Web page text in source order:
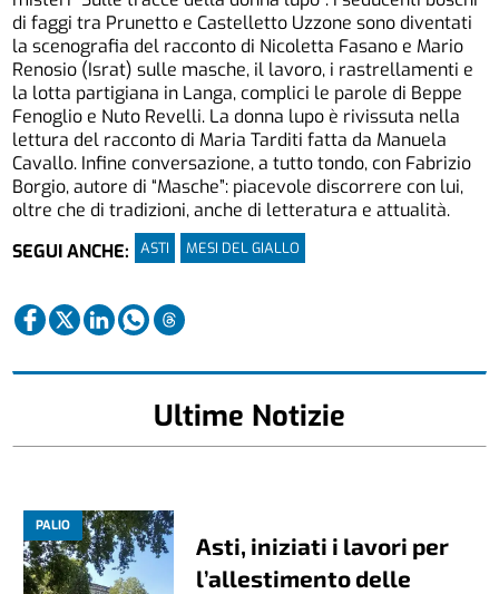
di faggi tra Prunetto e Castelletto Uzzone sono diventati
la scenografia del racconto di Nicoletta Fasano e Mario
Renosio (Israt) sulle masche, il lavoro, i rastrellamenti e
la lotta partigiana in Langa, complici le parole di Beppe
Fenoglio e Nuto Revelli. La donna lupo è rivissuta nella
lettura del racconto di Maria Tarditi fatta da Manuela
Cavallo. Infine conversazione, a tutto tondo, con Fabrizio
Borgio, autore di “Masche”: piacevole discorrere con lui,
oltre che di tradizioni, anche di letteratura e attualità.
SEGUI ANCHE:
ASTI MESI DEL GIALLO
Ultime Notizie
PALIO
Asti, iniziati i lavori per
l’allestimento delle